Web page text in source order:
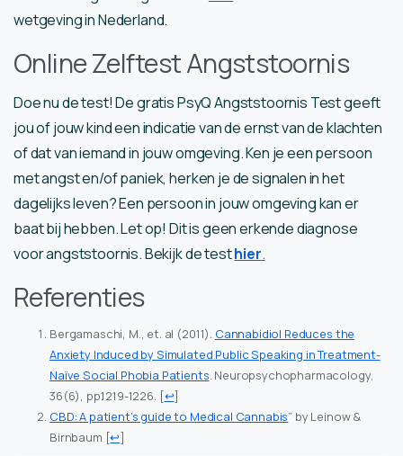
wetgeving in Nederland.
Online Zelftest Angststoornis
Doe nu de test! De gratis PsyQ Angststoornis Test geeft
jou of jouw kind een indicatie van de ernst van de klachten
of dat van iemand in jouw omgeving. Ken je een persoon
met angst en/of paniek, herken je de signalen in het
dagelijks leven? Een persoon in jouw omgeving kan er
baat bij hebben. Let op! Dit is geen erkende diagnose
voor angststoornis. Bekijk de testhier.
Referenties
Bergamaschi, M., et. al (2011). Cannabidiol Reduces the
Anxiety Induced by Simulated Public Speaking in Treatment-
Naïve Social Phobia Patients. Neuropsychopharmacology,
36(6), pp.1219-1226. [↩]
CBD: A patient’s guide to Medical Cannabis” by Leinow &
Birnbaum [↩]